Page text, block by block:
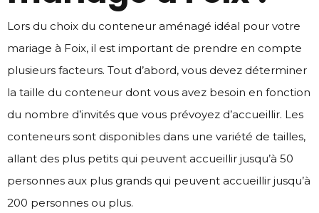
Lors du choix du conteneur aménagé idéal pour votre
mariage à Foix, il est important de prendre en compte
plusieurs facteurs. Tout d’abord, vous devez déterminer
la taille du conteneur dont vous avez besoin en fonction
du nombre d’invités que vous prévoyez d’accueillir. Les
conteneurs sont disponibles dans une variété de tailles,
allant des plus petits qui peuvent accueillir jusqu’à 50
personnes aux plus grands qui peuvent accueillir jusqu’à
200 personnes ou plus.